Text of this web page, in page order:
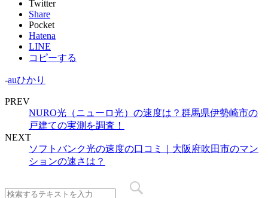
Twitter
Share
Pocket
Hatena
LINE
コピーする
-auひかり
PREV
NURO光（ニューロ光）の速度は？群馬県伊勢崎市の
戸建ての実測を調査！
NEXT
ソフトバンク光の速度の口コミ｜大阪府吹田市のマン
ションの速さは？